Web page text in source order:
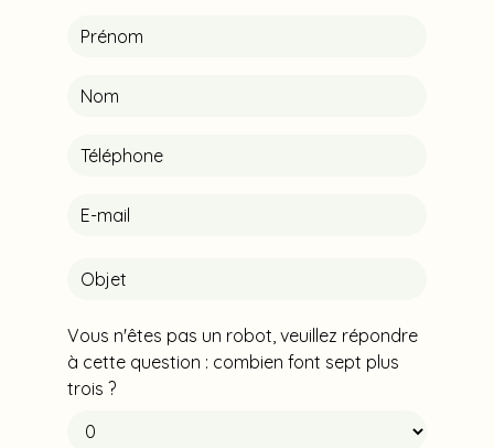
Vous n'êtes pas un robot, veuillez répondre
à cette question : combien font sept plus
trois ?